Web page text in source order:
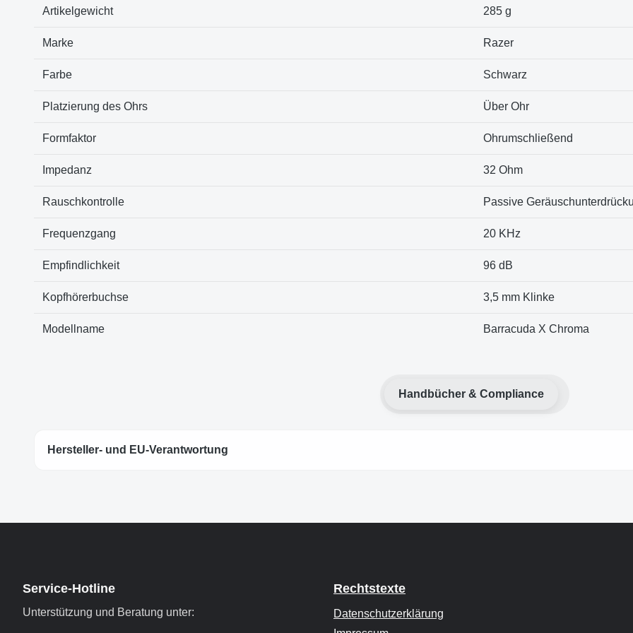
Artikelgewicht ‎285 g
Marke Razer
Farbe Schwarz
Platzierung des Ohrs Über Ohr
Formfaktor Ohrumschließend
Impedanz 32 Ohm
Rauschkontrolle Passive
Frequenzgang 20 KHz
Empfindlichkeit 96 dB
Kopfhörerbuchse 3,5 mm Klinke
Modellname Barracuda X Chroma
Handbücher & Compliance
Hersteller- und EU-Verantwortung
Service-Hotline
Unterstützung und Beratung unter:
Rechtstexte
Datenschutzerklärung